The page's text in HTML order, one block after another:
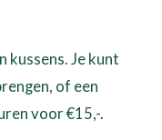
kussens. Je kunt
of een
voor €15,-.